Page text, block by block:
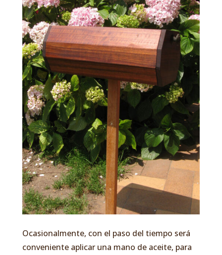
Ocasionalmente, con el paso del tiempo será
conveniente aplicar una mano de aceite, para